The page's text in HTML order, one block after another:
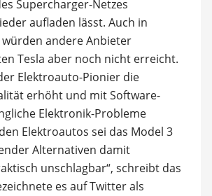
Supercharger-Netzes
aufladen lässt. Auch in
andere Anbieter
Tesla aber noch nicht erreicht.
Elektroauto-Pionier die
erhöht und mit Software-
Elektronik-Probleme
Elektroautos sei das Model 3
Alternativen damit
unschlagbar“, schreibt das
es auf Twitter als